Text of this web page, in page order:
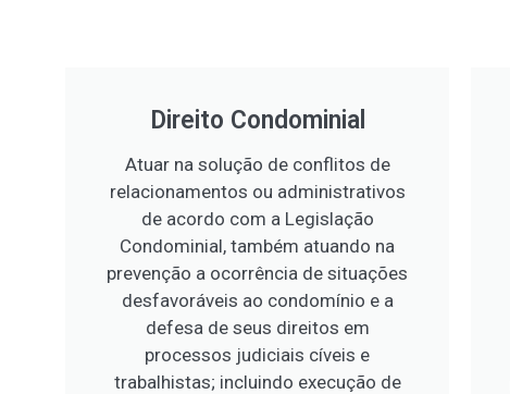
Direito Condominial
Atuar na solução de conflitos de
relacionamentos ou administrativos
de acordo com a Legislação
Condominial, também atuando na
prevenção a ocorrência de situações
desfavoráveis ao condomínio e a
defesa de seus direitos em
processos judiciais cíveis e
trabalhistas; incluindo execução de